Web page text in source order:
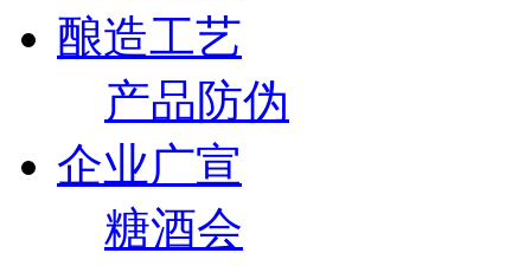
酿造工艺
产品防伪
企业广宣
糖酒会